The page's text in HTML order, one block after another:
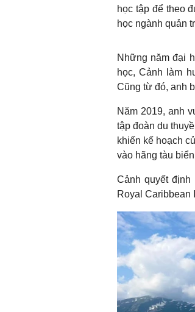
học tập để theo
học ngành quản
Những năm đại
học, Cảnh làm
Cũng từ đó, anh
Năm 2019, anh
tập đoàn du
khiến kế hoạch
vào hãng tàu
Cảnh quyết định
Royal Caribbean